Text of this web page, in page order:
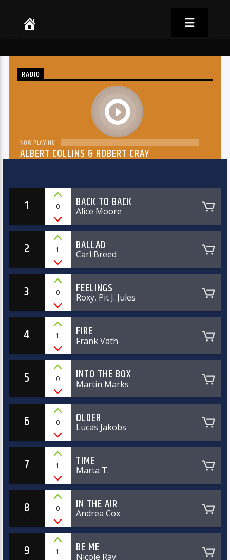
RADIO
play
NOW PLAYING
ALBERT COLLINS & ROBERT CRAY
1 0 BACK TO BACK
Alice Moore
2 1 BALLAD
Carl Breed
3 0 FEELINGS
Roxy, Pit J. Jules
4 1 FIRE
Frank Vath
5 0 INTO THE BOX
Martin Marks
6 0 OLDER
Lucas Jakobs
7 1 TIME
Marta T.
8 0 IN THE AIR
Andrea Cox
9 1 BE ME
Nicole Ray